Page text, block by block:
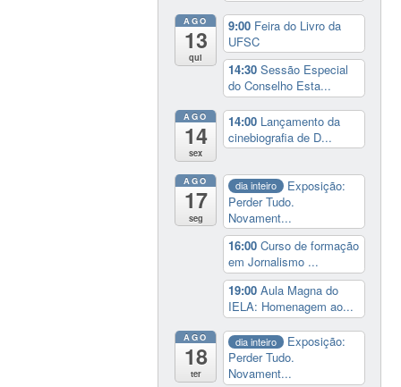
AGO
13
qui
9:00 Feira do Livro da
UFSC
14:30Sessão Especial
do Conselho Esta...
AGO
14
sex
14:00 Lançamento da
cinebiografia de D...
AGO
17
seg
dia inteiro
Exposição:
Perder Tudo.
Novament...
16:00Curso de formação
em Jornalismo ...
19:00Aula Magna do
IELA: Homenagem ao...
AGO
18
ter
dia inteiro
Exposição:
Perder Tudo.
Novament...